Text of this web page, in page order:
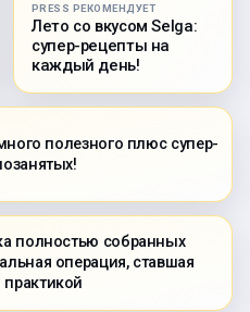
PRESS РЕКОМЕНДУЕТ
Лето со вкусом Selga:
супер-рецепты на
каждый день!
полезного плюс супер-
полностью собранных
операция, ставшая